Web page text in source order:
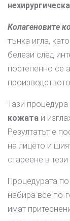
нехирургическа
Колагеновите
тънка игла,
белези след
постепенно се
Тази
кожата и
Резултатът е
на лицето и
стареене в
Процедурата по
набира все по-
имат